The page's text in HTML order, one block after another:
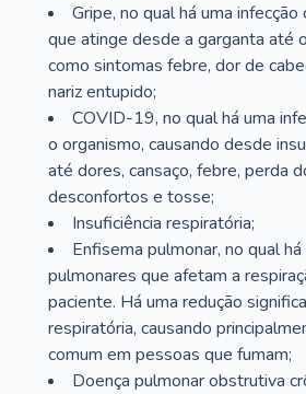
Gripe, no qual há uma infecção
que atinge desde a garganta até
como sintomas febre, dor de
nariz entupido;
COVID-19, no qual há uma
o organismo, causando desde
até dores, cansaço, febre, perda
desconfortos e tosse;
Insuficiência respiratória;
Enfisema pulmonar, no qual
pulmonares que afetam a
paciente. Há uma redução
respiratória, causando
comum em pessoas que fumam;
Doença pulmonar obstrutiva